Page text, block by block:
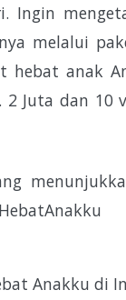
Ingin
melalui
hebat anak
Juta dan 10
Anakku di